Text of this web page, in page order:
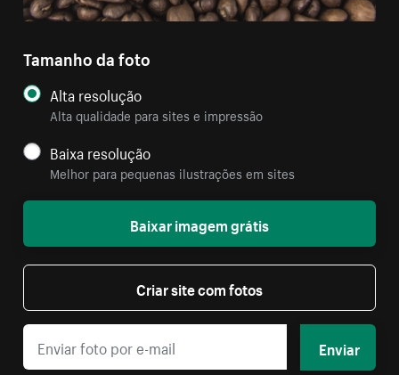
Tamanho da foto
Alta resolução
Alta qualidade para sites e impressão
Baixa resolução
Melhor para pequenas ilustrações em sites
Baixar imagem grátis
Criar site com fotos
Enviar